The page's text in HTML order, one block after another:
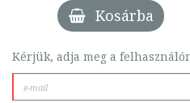
Kosárba
Kérjük, adja meg a